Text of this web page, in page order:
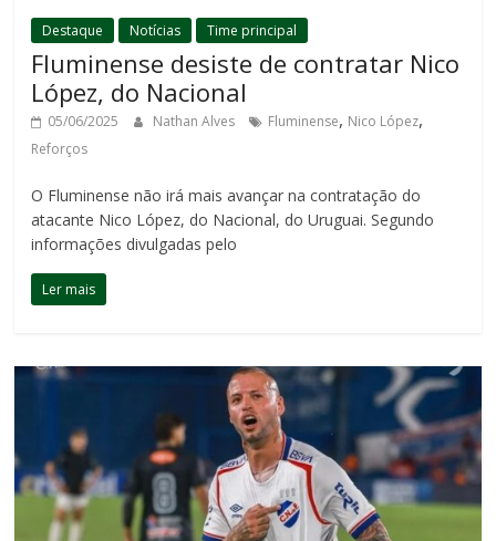
Destaque Notícias Time principal
Fluminense desiste de contratar Nico
López, do Nacional
05/06/2025 Nathan Alves Fluminense, Nico López,
Reforços
O Fluminense não irá mais avançar na contratação do
atacante Nico López, do Nacional, do Uruguai. Segundo
informações divulgadas pelo
Ler mais